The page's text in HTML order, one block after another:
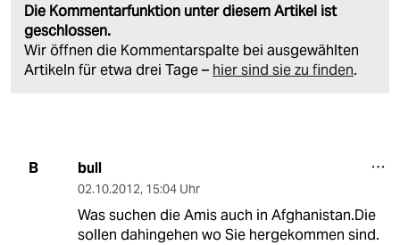
Die Kommentarfunktion unter diesem Artikel ist
geschlossen.
Wir öffnen die Kommentarspalte bei ausgewählten
Artikeln für etwa drei Tage – hier sind sie zu finden.
B bull
02.10.2012, 15:04 Uhr
Was suchen die Amis auch in Afghanistan.Die
sollen dahingehen wo Sie hergekommen sind.